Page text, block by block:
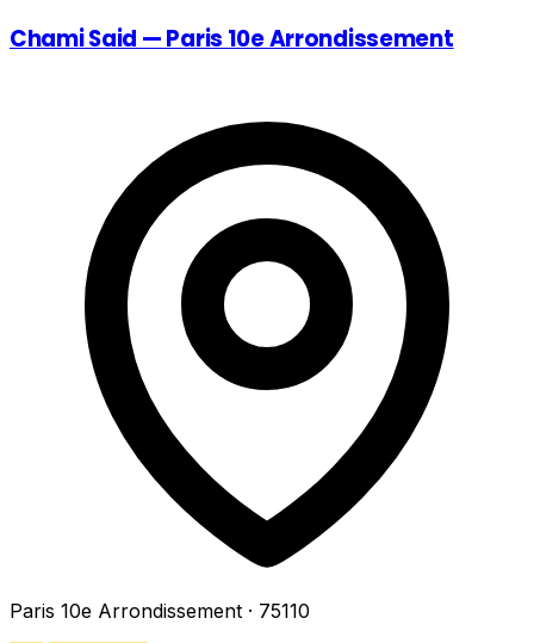
Chami Said — Paris 10e Arrondissement
Paris 10e Arrondissement · 75110